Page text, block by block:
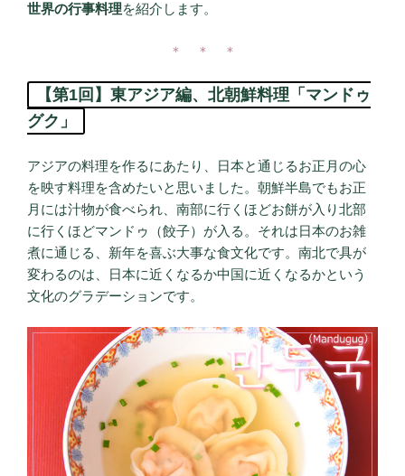
世界の行事料理を紹介します。
＊ ＊ ＊
【第1回】東アジア編、北朝鮮料理「マンドゥ
グク」
アジアの料理を作るにあたり、日本と通じるお正月の心
を映す料理を含めたいと思いました。朝鮮半島でもお正
月には汁物が食べられ、南部に行くほどお餅が入り北部
に行くほどマンドゥ（餃子）が入る。それは日本のお雑
煮に通じる、新年を喜ぶ大事な食文化です。南北で具が
変わるのは、日本に近くなるか中国に近くなるかという
文化のグラデーションです。